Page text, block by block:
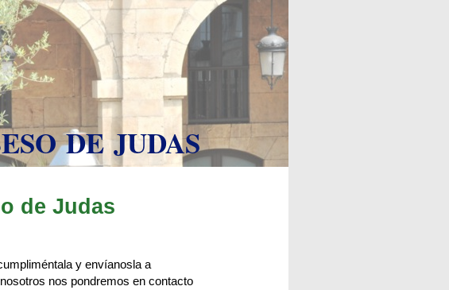
DE JUDAS
de Judas
y envíanosla a
nos pondremos en contacto